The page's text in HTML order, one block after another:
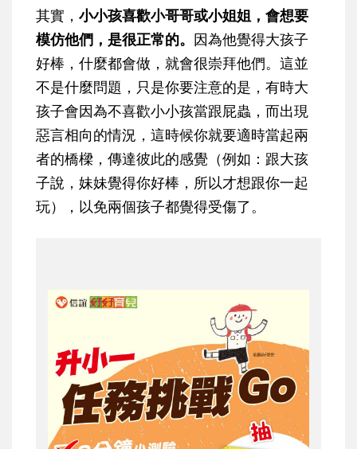
其實， 小小孩喜歡小哥哥或小姐姐，會想要
模仿他們，是很正常的。 因為他覺得大孩子
好棒，什麼都會做，就會很崇拜他們。這並
不是什麼問題，只是你要注意的是，有時大
孩子會因為不喜歡小小孩當跟屁蟲，而出現
惡言相向的情況，這時候你就要適時當起兩
者的橋樑，傳達彼此的感覺（例如：跟大孩
子說，妹妹覺得你好棒，所以才想跟你一起
玩），以免兩個孩子都覺得受傷了。